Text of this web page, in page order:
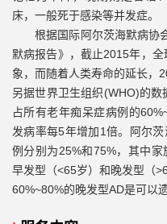
床，一般死于感染等并发症。
根据国际阿尔茨海默病协
默病报告》，截止2015年，
象，而随着人类寿命的延长，
另据世界卫生组织(WHO)的
占所有老年痴呆症病例的
发病率每5年增加1倍。阿尔
例分别为25%和75%，其中
早发型（<65岁）和晚发型（
60%~80%的晚发型AD是可以遗